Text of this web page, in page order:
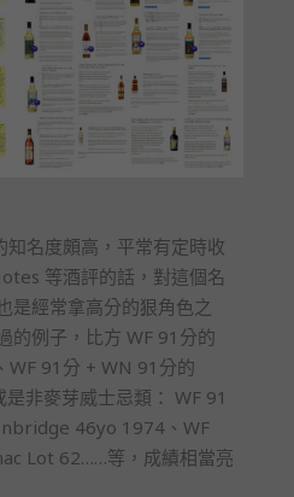
名度頗高，平常有定時收
等酒評的話，對這個名
是經常拿高分的狠角色之
的例子，比方 WF 91分的
91分 + WN 91分的
非麥芽威士忌類： WF 91
46yo 1974、WF
Lot 62……等，成績相當亮